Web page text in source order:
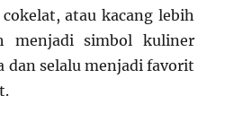
atau kacang lebih
menjadi simbol kuliner
dan selalu menjadi favorit